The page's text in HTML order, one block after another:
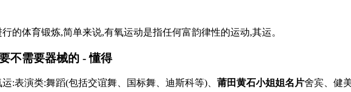
的体育锻炼,简单来说,有氧运动是指任何富韵律性的运动,其运。
不需要器械的 - 懂得
:表演类:舞蹈(包括交谊舞、国标舞、迪斯科等)、 莆田黄石小姐姐名片舍宾、健